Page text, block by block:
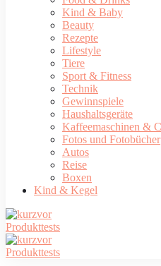
Kind & Baby
Beauty
Rezepte
Lifestyle
Tiere
Sport & Fitness
Technik
Gewinnspiele
Haushaltsgeräte
Kaffeemaschinen &
Fotos und Fotobücher
Autos
Reise
Boxen
Kind & Kegel